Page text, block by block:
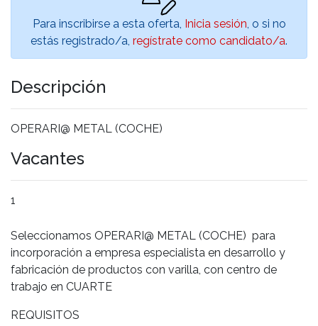
Para inscribirse a esta oferta, Inicia sesión , o si no
estás registrado/a, regístrate como candidato/a.
Descripción
OPERARI@ METAL (COCHE)
Vacantes
1
Seleccionamos OPERARI@ METAL (COCHE) para
incorporación a empresa especialista en desarrollo y
fabricación de productos con varilla, con centro de
trabajo en CUARTE
REQUISITOS